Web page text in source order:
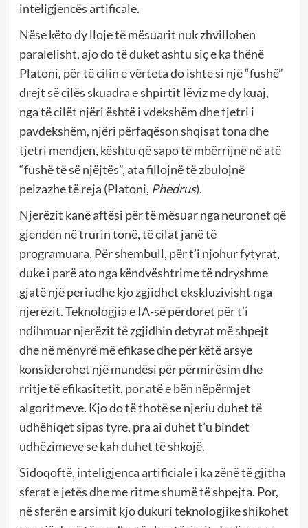
inteligjencës artificale.
Nëse këto dy lloje të mësuarit nuk zhvillohen
paralelisht, ajo do të duket ashtu siç e ka thënë
Platoni, për të cilin e vërteta do ishte si një “fushë”
drejt së cilës skuadra e shpirtit lëviz me dy kuaj,
nga të cilët njëri është i vdekshëm dhe tjetri i
pavdekshëm, njëri përfaqëson shqisat tona dhe
tjetri mendjen, kështu që sapo të mbërrijnë në atë
“fushë të së njëjtës”, ata fillojnë të zbulojnë
peizazhe të reja (Platoni, Phedrus).
Njerëzit kanë aftësi për të mësuar nga neuronet që
gjenden në trurin tonë, të cilat janë të
programuara. Për shembull, për t’i njohur fytyrat,
duke i parë ato nga këndvështrime të ndryshme
gjatë një periudhe kjo zgjidhet ekskluzivisht nga
njerëzit. Teknologjia e IA-së përdoret për t’i
ndihmuar njerëzit të zgjidhin detyrat më shpejt
dhe në mënyrë më efikase dhe për këtë arsye
konsiderohet një mundësi për përmirësim dhe
rritje të efikasitetit, por atë e bën nëpërmjet
algoritmeve. Kjo do të thotë se njeriu duhet të
udhëhiqet sipas tyre, pra ai duhet t’u bindet
udhëzimeve se kah duhet të shkojë.
Sidoqoftë, inteligjenca artificiale i ka zënë të gjitha
sferat e jetës dhe me ritme shumë të shpejta. Por,
në sferën e arsimit kjo dukuri teknologjike shikohet